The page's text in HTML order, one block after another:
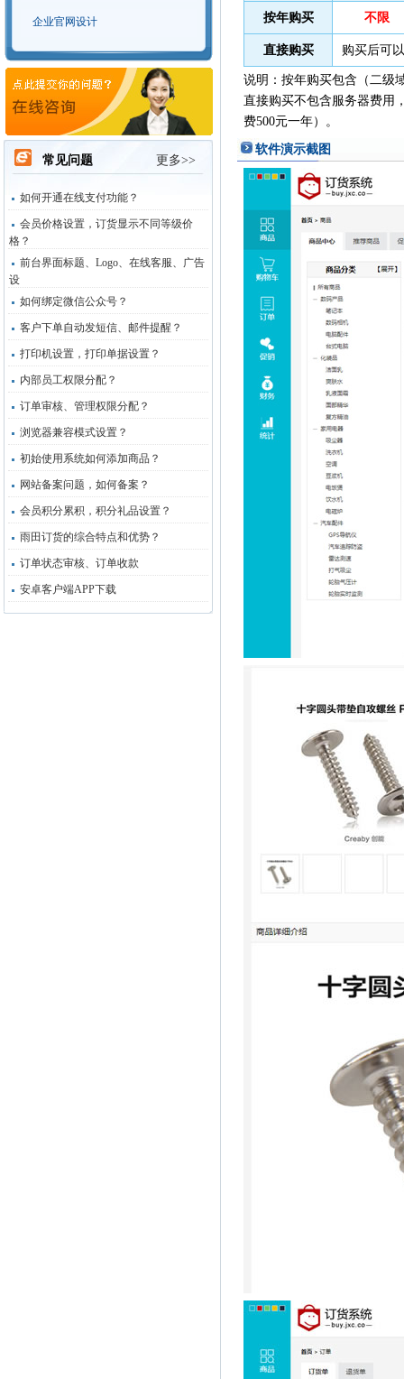
企业官网设计
常见问题 更多>>
如何开通在线支付功能？
会员价格设置，订货显示不同等级价
格？
前台界面标题、Logo、在线客服、广告
设
如何绑定微信公众号？
客户下单自动发短信、邮件提醒？
打印机设置，打印单据设置？
内部员工权限分配？
订单审核、管理权限分配？
浏览器兼容模式设置？
初始使用系统如何添加商品？
网站备案问题，如何备案？
会员积分累积，积分礼品设置？
雨田订货的综合特点和优势？
订单状态审核、订单收款
安卓客户端APP下载
按年购买 不限
直接购买 购买后可
说明：按年购买包含（二级
直接购买不包含服务器费用
费500元一年）。
软件演示截图